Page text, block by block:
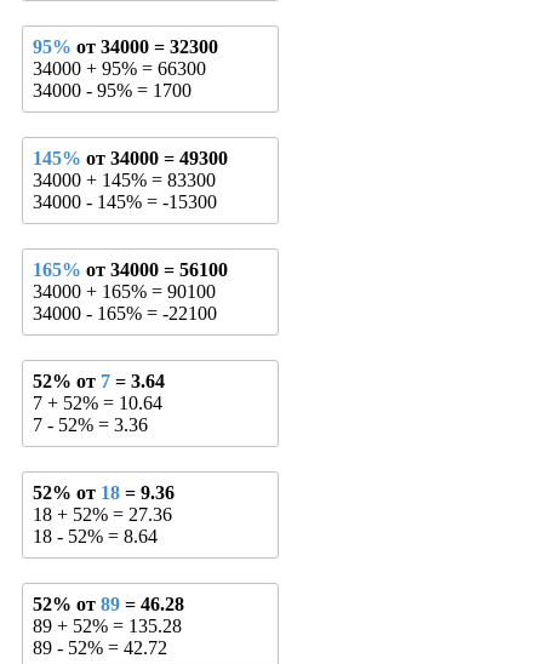
95% от 34000 = 32300
34000 + 95% = 66300
34000 - 95% = 1700
145% от 34000 = 49300
34000 + 145% = 83300
34000 - 145% = -15300
165% от 34000 = 56100
34000 + 165% = 90100
34000 - 165% = -22100
52% от 7 = 3.64
7 + 52% = 10.64
7 - 52% = 3.36
52% от 18 = 9.36
18 + 52% = 27.36
18 - 52% = 8.64
52% от 89 = 46.28
89 + 52% = 135.28
89 - 52% = 42.72